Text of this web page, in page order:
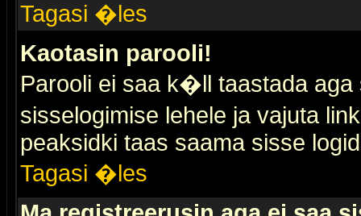
Tagasi �les
Kaotasin parooli!
Parooli ei saa k�ll taastada aga
sisselogimise lehele ja vajuta
peaksidki taas saama sisse
Tagasi �les